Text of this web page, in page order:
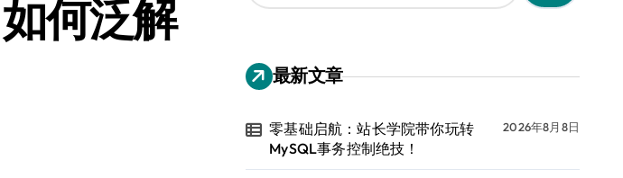
何泛解
：
最新文章
零基础启航：站长学院带你玩转
MySQL事务控制绝技！
2026年8月8日